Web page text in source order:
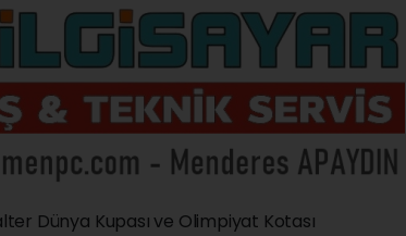
Dünya Kupası ve Olimpiyat Kotası